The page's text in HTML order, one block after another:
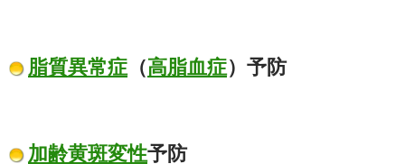
脂質異常症 （高脂血症）予防
加齢黄斑変性予防